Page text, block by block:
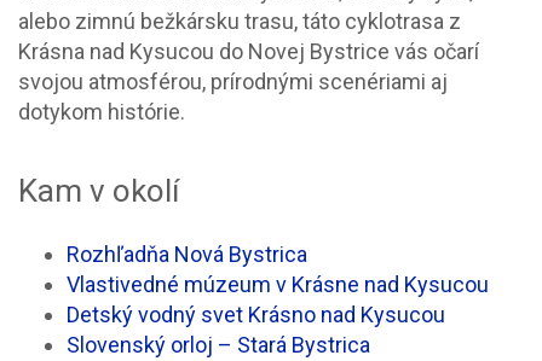
alebo zimnú bežkársku trasu, táto cyklotrasa z
Krásna nad Kysucou do Novej Bystrice vás očarí
svojou atmosférou, prírodnými scenériami aj
dotykom histórie.
Kam v okolí
Rozhľadňa Nová Bystrica
Vlastivedné múzeum v Krásne nad Kysucou
Detský vodný svet Krásno nad Kysucou
Slovenský orloj – Stará Bystrica